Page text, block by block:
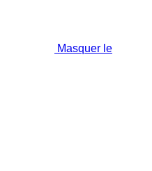
Masquer le